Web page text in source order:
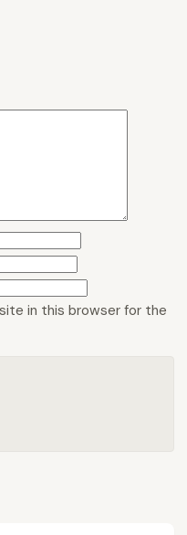
in this browser for the